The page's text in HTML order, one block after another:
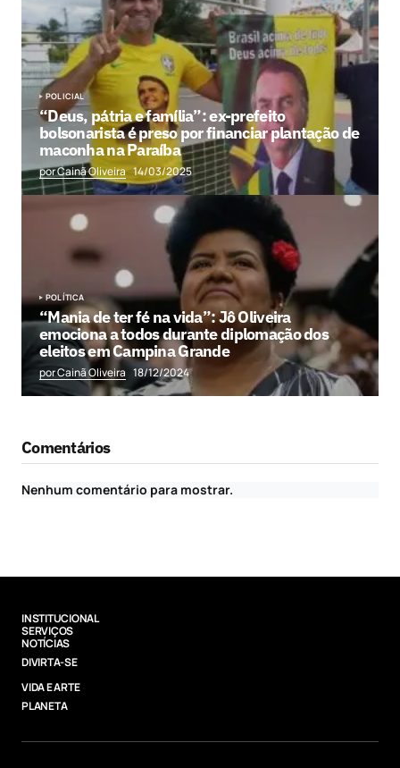
POLICIAL
“Deus, pátria e família”: ex-prefeito
bolsonarista é preso por financiar plantação de
maconha na Paraíba
por Cainã Oliveira 14/03/2025
POLÍTICA
“Mania de ter fé na vida”: Jô Oliveira
emociona a todos durante diplomação dos
eleitos em Campina Grande
por Cainã Oliveira 18/12/2024
Comentários
Nenhum comentário para mostrar.
INSTITUCIONAL
SERVIÇOS
NOTÍCIAS
DIVIRTA-SE
VIDA E ARTE
PLANETA